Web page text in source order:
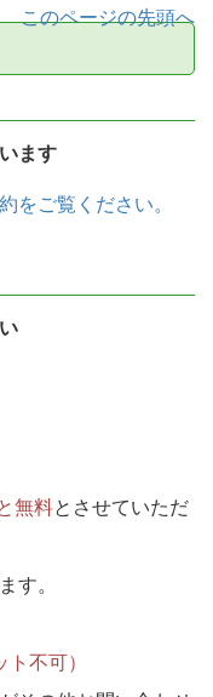
このページの先頭へ
ます
をご覧ください。
無料とさせていただ
す。
不可）